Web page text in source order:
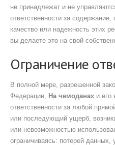
не принадлежат и не
ответственности за
качество или надежность этих
вы делаете это на свой
Ограничение
В полной мере, разрешенной
Федерации, На чемоданах и его
ответственности за любой
или последующий ущерб,
или невозможностью
ограничиваясь: потерей